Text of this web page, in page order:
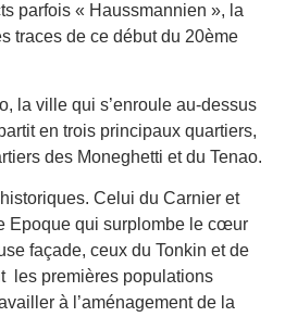
parfois « Haussmannien », la
traces de ce début du 20ème
la ville qui s’enroule au-dessus
en trois principaux quartiers,
des Moneghetti et du Tenao.
Celui du Carnier et
Epoque qui surplombe le cœur
façade, ceux du Tonkin et de
les premières populations
à l’aménagement de la